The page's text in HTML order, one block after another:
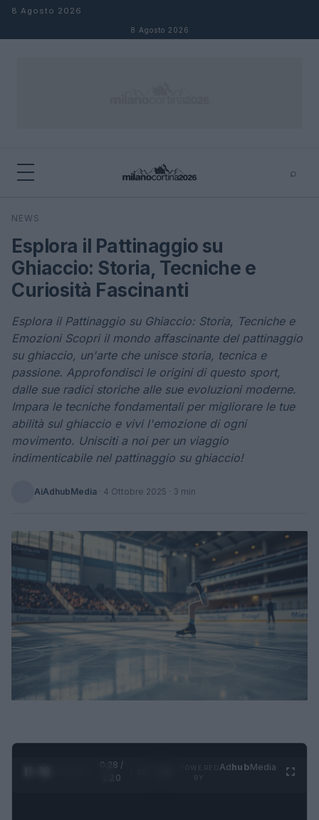
Salta al contenuto
8 Agosto 2026
8 Agosto 2026
⌕
Cerca
NEWS
Esplora il Pattinaggio su
Ghiaccio: Storia, Tecniche e
Curiosità Fascinanti
Esplora il Pattinaggio su Ghiaccio: Storia, Tecniche e
Emozioni Scopri il mondo affascinante del pattinaggio
su ghiaccio, un'arte che unisce storia, tecnica e
passione. Approfondisci le origini di questo sport,
dalle sue radici storiche alle sue evoluzioni moderne.
Impara le tecniche fondamentali per migliorare le tue
abilità sul ghiaccio e vivi l'emozione di ogni
movimento. Unisciti a noi per un viaggio
indimenticabile nel pattinaggio su ghiaccio!
AiAdhubMedia · 4 Ottobre 2025 · 3 min
0:29 /
1:20
AdhubMedia